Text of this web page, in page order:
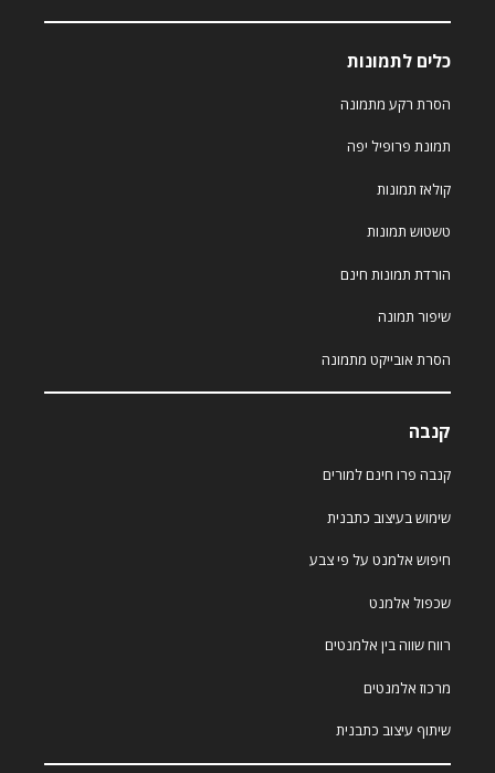
כלים לתמונות
הסרת רקע מתמונה
תמונת פרופיל יפה
קולאז תמונות
טשטוש תמונות
הורדת תמונות חינם
שיפור תמונה
הסרת אובייקט מתמונה
קנבה
קנבה פרו חינם למורים
שימוש בעיצוב כתבנית
חיפוש אלמנט על פי צבע
שכפול אלמנט
רווח שווה בין אלמנטים
מרכוז אלמנטים
שיתוף עיצוב כתבנית